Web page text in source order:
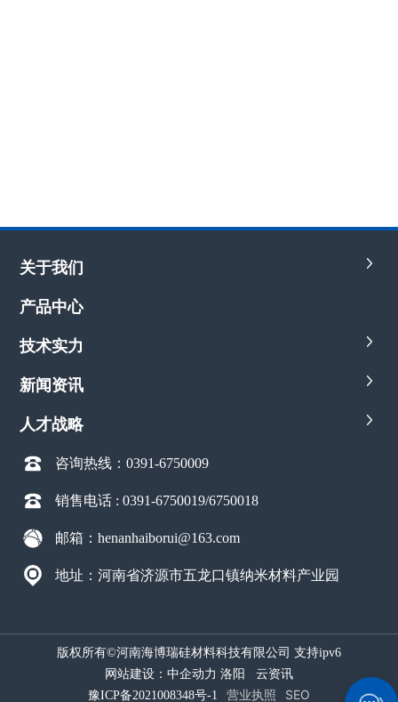
关于我们
产品中心
技术实力
新闻资讯
人才战略
咨询热线：0391-6750009
销售电话 :0391-6750019/6750018
邮箱：henanhaiborui@163.com
地址：河南省济源市五龙口镇纳米材料产业园
版权所有©河南海博瑞硅材料科技有限公司 支持ipv6
网站建设： 中企动力 洛阳
云资讯
豫ICP备2021008348号-1
营业执照 SEO